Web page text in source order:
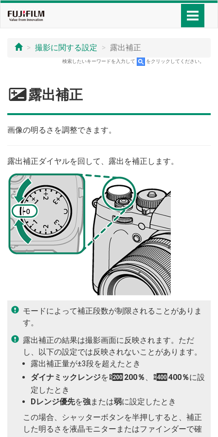
撮影に関する設定 露出補正
検索したいキーワードを入力して をクリックしてください。
d露出補正
画像の明るさを調整できます。
露出補正ダイヤルを回して、露出を補正します。
モードによって補正段数が制限されることがありま
す。
露出補正の結果は撮影画面に反映されます。ただ
し、以下の設定では反映されないことがあります。
露出補正量が±3段を超えたとき
ダイナミックレンジをW 200％ 、 X400％に設
定したとき
Dレンジ優先を強または弱に設定したとき
この場合、シャッターボタンを半押しすると、補正
した明るさを液晶モニターまたはファインダーで確